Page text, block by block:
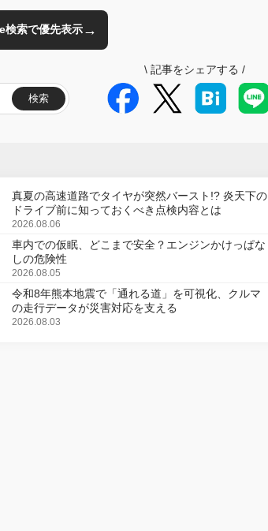
索で優先表示→
検索
\ 記事をシェアする /
真夏の高速道路でタイヤが突然バースト!? 炎天下の
ドライブ前に知っておくべき点検内容とは
2026.08.06
車内での仮眠、どこまで安全？エンジンかけっぱな
しの危険性
2026.08.05
令和8年熊本地震で「通れる道」を可視化、クルマ
の走行データが災害対応を支える
2026.08.03